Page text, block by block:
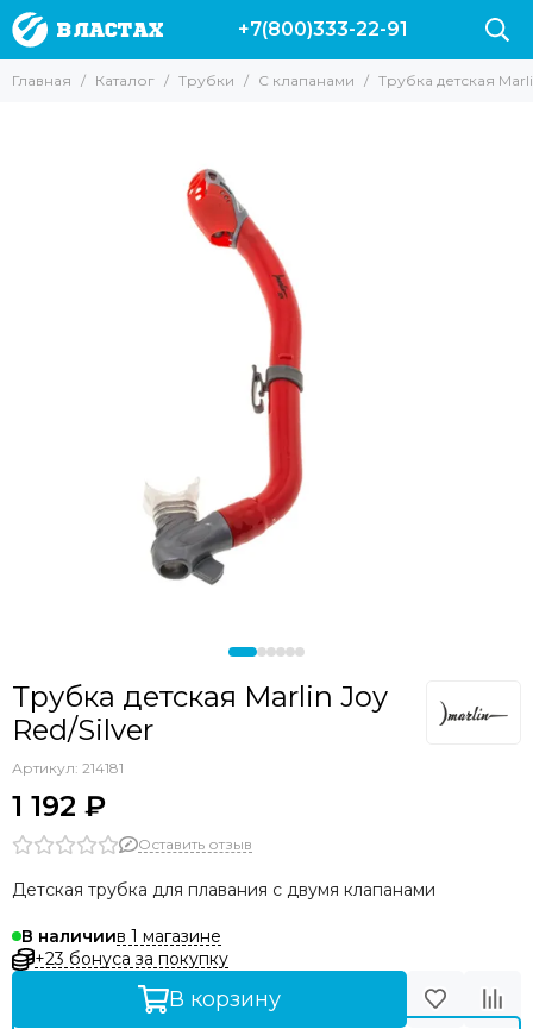
Трубки
Для подводной охоты
+7(800)333-22-91
Главная Каталог Трубки С клапанами Трубка детская
Трубка детская Marlin Joy
Red/Silver
Артикул: 214181
1 192 ₽
Оставить отзыв
Детская трубка для плавания с двумя клапанами
В наличиив 1 магазине
+23 бонуса за покупку
В корзину